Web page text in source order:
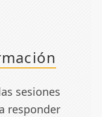
sesiones
responder